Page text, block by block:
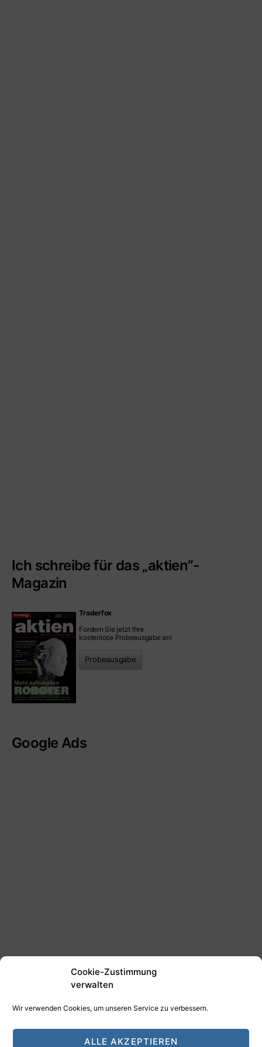
Cookie-Zustimmung
verwalten
Wir verwenden Cookies, um unseren Service zu verbessern.
ALLE AKZEPTIEREN
Ich schreibe für das „aktien”-
Magazin
Traderfox
Fordern Sie jetzt Ihre
kostenlose Probeausgabe an!
Probeausgabe
Google Ads
HAMANN DESIGN - Digitale Medien